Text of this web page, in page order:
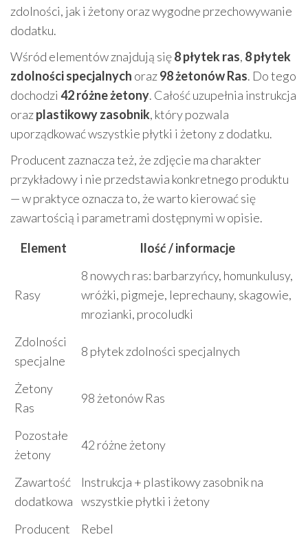
zdolności, jak i żetony oraz wygodne przechowywanie
dodatku.
Wśród elementów znajdują się8 płytek ras, 8 płytek
zdolności specjalnych oraz98 żetonów Ras. Do tego
dochodzi 42 różne żetony. Całość uzupełnia instrukcja
orazplastikowy zasobnik, który pozwala
uporządkować wszystkie płytki i żetony z dodatku.
Producent zaznacza też, że zdjęcie ma charakter
przykładowy i nie przedstawia konkretnego produktu
— w praktyce oznacza to, że warto kierować się
zawartością i parametrami dostępnymi w opisie.
Element
Ilość / informacje
Rasy
8 nowych ras: barbarzyńcy, homunkulusy,
wróżki, pigmeje, leprechauny, skagowie,
mrozianki, procoludki
Zdolności
specjalne
8 płytek zdolności specjalnych
Żetony
Ras
98 żetonów Ras
Pozostałe
żetony
42 różne żetony
Zawartość
dodatkowa
Instrukcja + plastikowy zasobnik na
wszystkie płytki i żetony
Producent
Rebel